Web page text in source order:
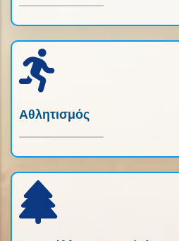
Αθλητισμός